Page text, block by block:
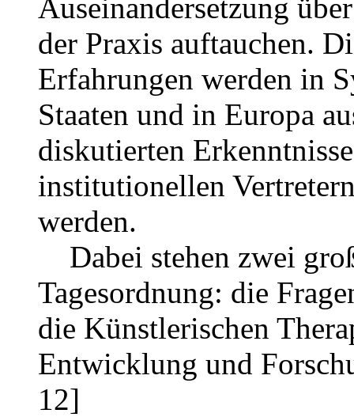
Auseinandersetzung
der Praxis auftauchen.
Erfahrungen werden in
Staaten und in Europa
diskutierten
institutionellen
werden.
Dabei stehen zwei
Tagesordnung: die
die Künstlerischen
Entwicklung und
12]